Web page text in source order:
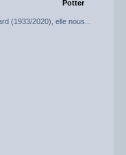
Potter
(1933/2020), elle nous...